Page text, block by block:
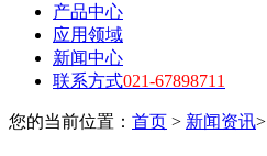
产品中心
应用领域
新闻中心
联系方式021-67898711
您的当前位置： 首页 > 新闻资讯>